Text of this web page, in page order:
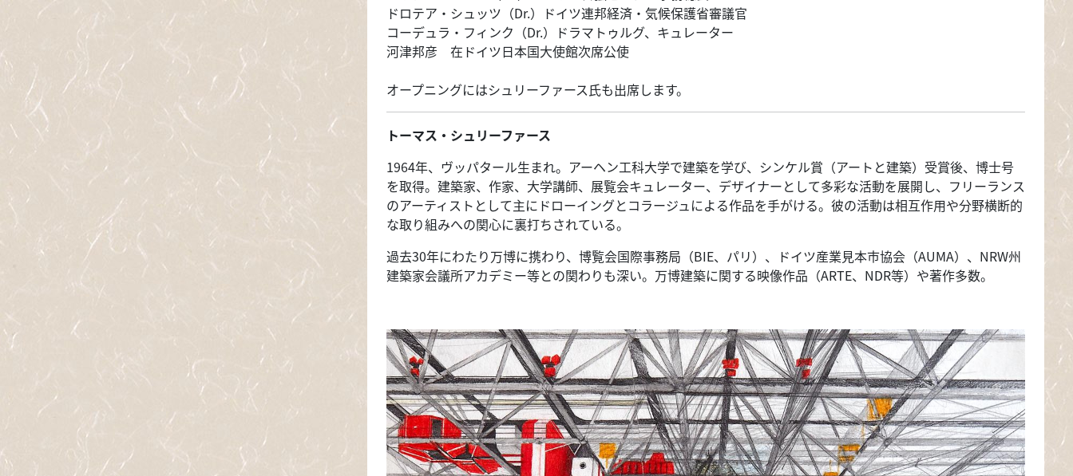
ドロテア・シュッツ（Dr.）ドイツ連邦経済・気候保護省審議官
コーデュラ・フィンク（Dr.）ドラマトゥルグ、キュレーター
河津邦彦 在ドイツ日本国大使館次席公使
オープニングにはシュリーファース氏も出席します。
トーマス・シュリーファース
1964年、ヴッパタール生まれ。アーヘン工科大学で建築を学び、シンケル賞（アートと建築）受賞後、博士号
を取得。建築家、作家、大学講師、展覧会キュレーター、デザイナーとして多彩な活動を展開し、フリーランス
のアーティストとして主にドローイングとコラージュによる作品を手がける。彼の活動は相互作用や分野横断的
な取り組みへの関心に裏打ちされている。
過去30年にわたり万博に携わり、博覧会国際事務局（BIE、パリ）、ドイツ産業見本市協会（AUMA）、NRW州
建築家会議所アカデミー等との関わりも深い。万博建築に関する映像作品（ARTE、NDR等）や著作多数。